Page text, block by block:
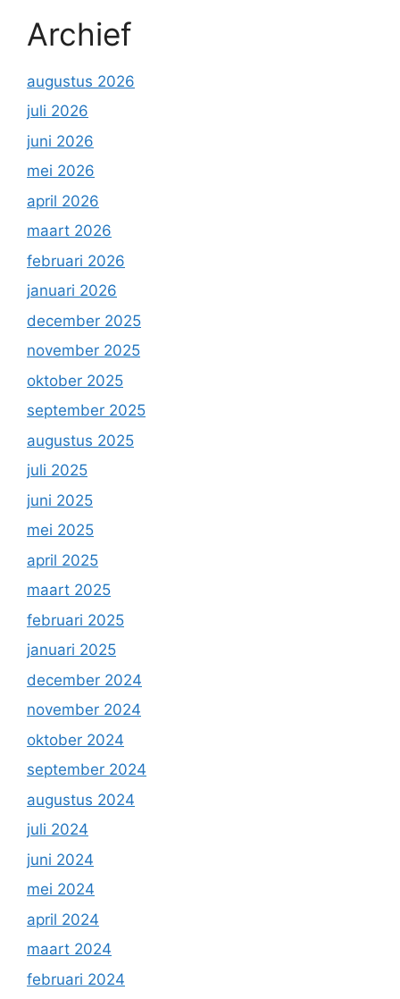
Archief
augustus 2026
juli 2026
juni 2026
mei 2026
april 2026
maart 2026
februari 2026
januari 2026
december 2025
november 2025
oktober 2025
september 2025
augustus 2025
juli 2025
juni 2025
mei 2025
april 2025
maart 2025
februari 2025
januari 2025
december 2024
november 2024
oktober 2024
september 2024
augustus 2024
juli 2024
juni 2024
mei 2024
april 2024
maart 2024
februari 2024